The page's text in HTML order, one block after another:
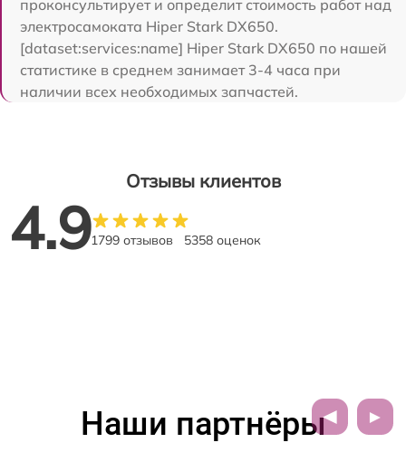
проконсультирует и определит стоимость работ над
электросамоката Hiper Stark DX650.
[dataset:services:name] Hiper Stark DX650 по нашей
статистике в среднем занимает 3-4 часа при
наличии всех необходимых запчастей.
Отзывы клиентов
4.91799 отзывов 5358 оценок
Наши партнёры